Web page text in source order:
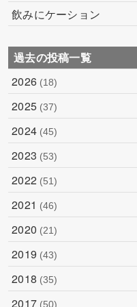
飲みにケーション
過去の投稿一覧
2026 (18)
2025 (37)
2024 (45)
2023 (53)
2022 (51)
2021 (46)
2020 (21)
2019 (43)
2018 (35)
2017 (50)